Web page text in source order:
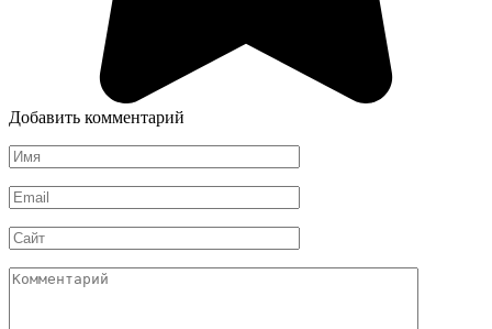
Добавить комментарий
Имя
*
Email
*
Сайт
Комментарий